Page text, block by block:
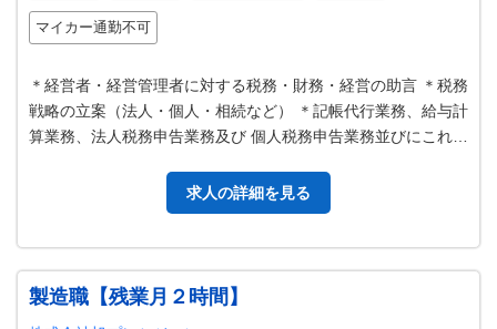
マイカー通勤不可
＊経営者・経営管理者に対する税務・財務・経営の助言 ＊税務
戦略の立案（法人・個人・相続など） ＊記帳代行業務、給与計
算業務、法人税務申告業務及び 個人税務申告業務並びにこれら
求人の詳細を見る
製造職【残業月２時間】